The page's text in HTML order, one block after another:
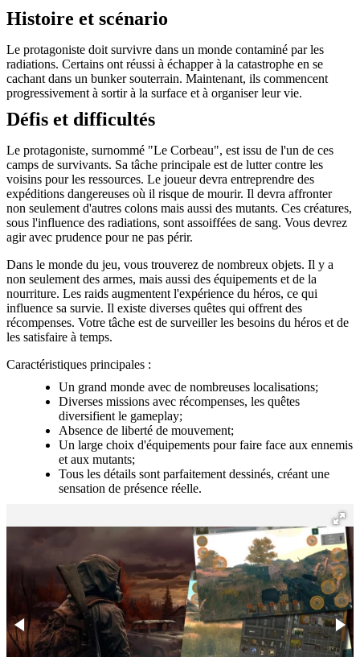
Histoire et scénario
Le protagoniste doit survivre dans un monde contaminé par les
radiations. Certains ont réussi à échapper à la catastrophe en se
cachant dans un bunker souterrain. Maintenant, ils commencent
progressivement à sortir à la surface et à organiser leur vie.
Défis et difficultés
Le protagoniste, surnommé "Le Corbeau", est issu de l'un de ces
camps de survivants. Sa tâche principale est de lutter contre les
voisins pour les ressources. Le joueur devra entreprendre des
expéditions dangereuses où il risque de mourir. Il devra affronter
non seulement d'autres colons mais aussi des mutants. Ces créatures,
sous l'influence des radiations, sont assoiffées de sang. Vous devrez
agir avec prudence pour ne pas périr.
Dans le monde du jeu, vous trouverez de nombreux objets. Il y a
non seulement des armes, mais aussi des équipements et de la
nourriture. Les raids augmentent l'expérience du héros, ce qui
influence sa survie. Il existe diverses quêtes qui offrent des
récompenses. Votre tâche est de surveiller les besoins du héros et de
les satisfaire à temps.
Caractéristiques principales :
Un grand monde avec de nombreuses localisations;
Diverses missions avec récompenses, les quêtes
diversifient le gameplay;
Absence de liberté de mouvement;
Un large choix d'équipements pour faire face aux ennemis
et aux mutants;
Tous les détails sont parfaitement dessinés, créant une
sensation de présence réelle.